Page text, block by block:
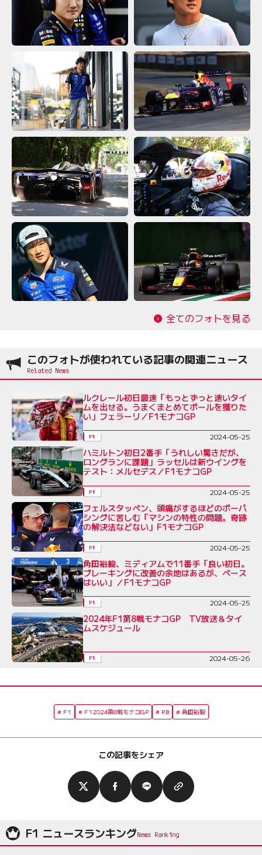
全てのフォトを見る
このフォトが使われている記事の関連ニュース
ルクレール初日最速「もっとずっと速いタイ
ムを出せる。うまくまとめてポールを獲りた
い」フェラーリ／F1モナコGP
F1 2024-05-25
ハミルトン初日2番手「うれしい驚きだが、
ロングランに課題」ラッセルは新ウイングを
テスト：メルセデス／F1モナコGP
F1 2024-05-25
フェルスタッペン、頭痛がするほどのポーパ
シングに苦しむ「マシンの特性の問題。奇跡
の解決法などない」F1モナコGP
F1 2024-05-25
角田裕毅、ミディアムで11番手「良い初日。
ブレーキングに改善の余地はあるが、ペース
はいい」／F1モナコGP
F1 2024-05-25
2024年F1第8戦モナコGP TV放送＆タイ
ムスケジュール
F1 2024-05-26
F1 F12024第8戦モナコGP RB 角田裕毅
この記事をシェア
F1 ニュースランキング